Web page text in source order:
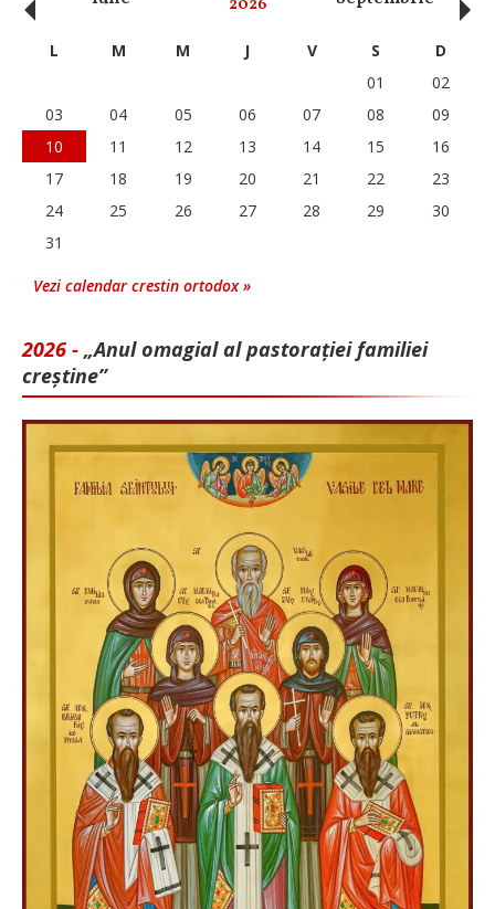
2026
L M M J V S
D
01
02
03
04 05 06 07 08
09
10
11 12 13 14 15
16
17
18 19 20 21 22
23
24
25 26 27 28 29
30
31
Vezi calendar crestin ortodox »
2026 - „Anul omagial al pastorației familiei
creștine”